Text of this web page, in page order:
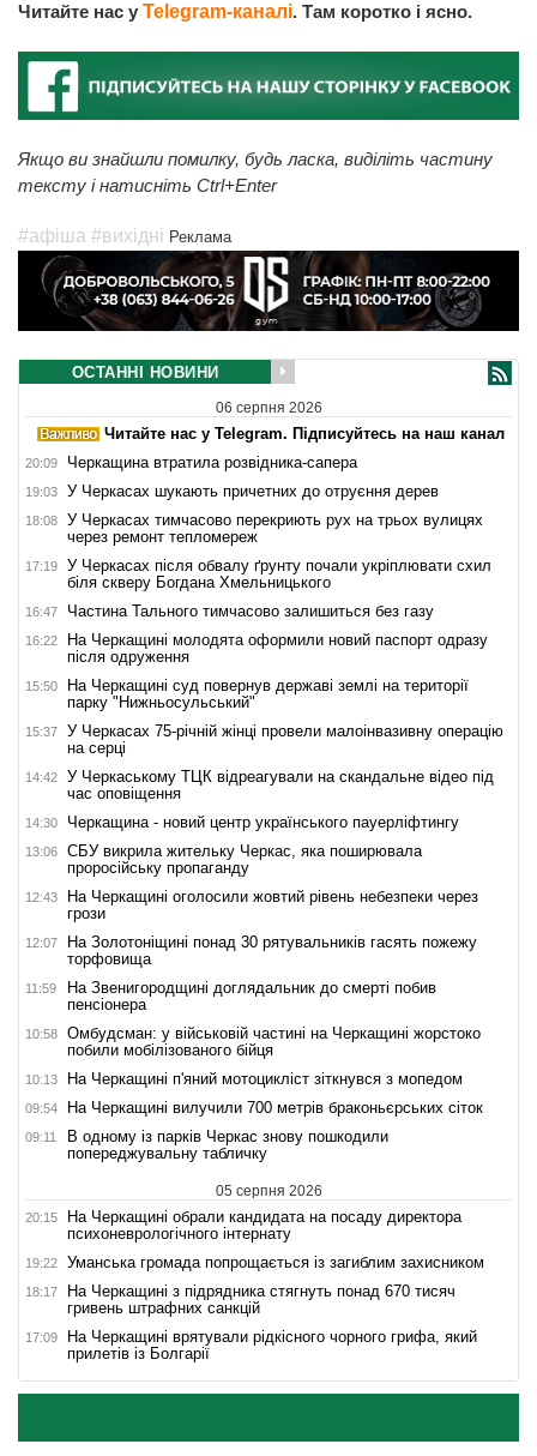
Читайте нас у Telegram-каналі. Там коротко і ясно.
Якщо ви знайшли помилку, будь ласка, виділіть частину
тексту і натисніть Ctrl+Enter
#афіша #вихідні Реклама
ОСТАННІ НОВИНИ
06 серпня 2026
Читайте нас у Telegram. Підписуйтесь на наш канал
20:09 Черкащина втратила розвідника-сапера
19:03 У Черкасах шукають причетних до отруєння дерев
18:08
У Черкасах тимчасово перекриють рух на трьох вулицях
через ремонт тепломереж
17:19
У Черкасах після обвалу ґрунту почали укріплювати схил
біля скверу Богдана Хмельницького
16:47 Частина Тального тимчасово залишиться без газу
16:22
На Черкащині молодята оформили новий паспорт одразу
після одруження
15:50
На Черкащині суд повернув державі землі на території
парку "Нижньосульський"
15:37
У Черкасах 75-річній жінці провели малоінвазивну операцію
на серці
14:42
У Черкаському ТЦК відреагували на скандальне відео під
час оповіщення
14:30 Черкащина - новий центр українського пауерліфтингу
13:06
СБУ викрила жительку Черкас, яка поширювала
проросійську пропаганду
12:43
На Черкащині оголосили жовтий рівень небезпеки через
грози
12:07
На Золотоніщині понад 30 рятувальників гасять пожежу
торфовища
11:59
На Звенигородщині доглядальник до смерті побив
пенсіонера
10:58
Омбудсман: у військовій частині на Черкащині жорстоко
побили мобілізованого бійця
10:13 На Черкащині п'яний мотоцикліст зіткнувся з мопедом
09:54 На Черкащині вилучили 700 метрів браконьєрських сіток
09:11
В одному із парків Черкас знову пошкодили
попереджувальну табличку
05 серпня 2026
20:15
На Черкащині обрали кандидата на посаду директора
психоневрологічного інтернату
19:22 Уманська громада попрощається із загиблим захисником
18:17
На Черкащині з підрядника стягнуть понад 670 тисяч
гривень штрафних санкцій
17:09
На Черкащині врятували рідкісного чорного грифа, який
прилетів із Болгарії